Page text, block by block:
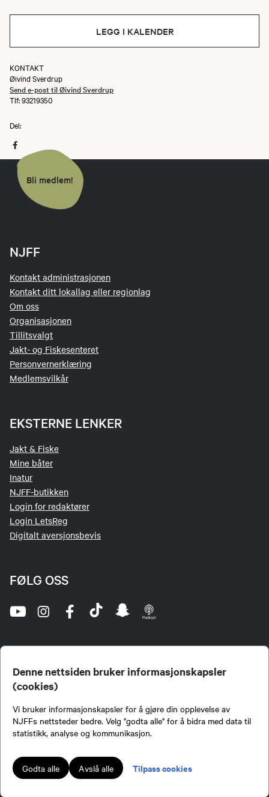
Denne nettsiden bruker informasjonskapsler
(cookies)
Vi bruker informasjonskapsler for å gjøre din opplevelse av
NJFFs nettsteder bedre. Velg "godta alle" for å bidra med data til
statistikk, analyse og kommunikasjon.
Godta alle Avslå alle Tilpass cookies
LEGG I KALENDER
KONTAKT
Øivind Sverdrup
Send e-post til Øivind Sverdrup
Tlf: 93219350
Del:
Bli medlem!
NJFF
Kontakt administrasjonen
Kontakt ditt lokallag eller regionlag
Om oss
Organisasjonen
Tillitsvalgt
Jakt- og Fiskesenteret
Personvernerklæring
Medlemsvilkår
EKSTERNE LENKER
Jakt & Fiske
Mine båter
Inatur
NJFF-butikken
Login for redaktører
Login LetsReg
Digitalt aversjonsbevis
FØLG OSS
jegere og sportsfiskere og et av de viktigste miljøene for formidling av kunnskap om jakt og
fiske i Norge. Vi er en partipolitisk nøytral organisasjon, men har et sterkt jakt-, fiske-, og
naturpolitisk engasjement i mange saker.
Lokalforeninger tilsluttet Norges Jeger- og Fiskerforbund har ansvar for innhold de
publiserer på njff.no.